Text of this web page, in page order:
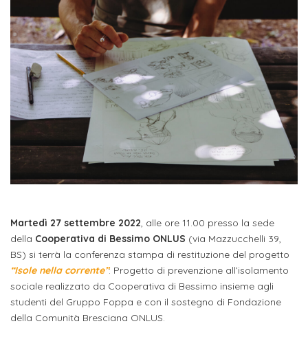
Servizi
allo
studente
Internazionalizzazione
Aziende
e stage
News
Contatti
Didattico
Autorizzazioni
Ministeriali
Nucleo
di
Valutazione
ECTS
Organigramma
Laboratori
e
sede
Accademia
SantaGiulia
DIPARTIMENTI
Dipartimento
di
Arti
Visive
di
Comunicazione
e
Didattica
dell'arte
ERASMUS+
Reclutamento
Concorsi
Progetti
Terza
Missione
OPPORTUNITÀ
ERASMUS+
STUDIO
Inclusione
Carriera
Alias
di
Stage
Apprendistato
per
le
Aziende
Login
OPPORTUNITÀ
PER
STUDENTI
Stage
attivabili
ONE
Iscrizione
a
corsi
Gli
step
diventare
un
nostro
studente
Iscriviti
Iscriviti
alla
Newsletter
ISCRIVITI
IN
ACCADEMIA
Come
Iscriversi
step
per
diventare
un
nostro
studente
genitore
di
uno
studente
studente
iscritto
referente
d'azienda
Martedì 27 settembre 2022, alle ore 11.00 presso la sede
della Cooperativa di Bessimo ONLUS (via Mazzucchelli 39,
BS) si terrà la conferenza stampa di restituzione del progetto
“Isole nella corrente”: Progetto di prevenzione all’isolamento
sociale realizzato da Cooperativa di Bessimo insieme agli
studenti del Gruppo Foppa e con il sostegno di Fondazione
della Comunità Bresciana ONLUS.